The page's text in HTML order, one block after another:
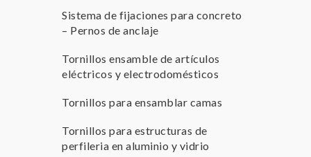
Sistema de fijaciones para concreto
– Pernos de anclaje
Tornillos ensamble de artículos
eléctricos y electrodomésticos
Tornillos para ensamblar camas
Tornillos para estructuras de
perfileria en aluminio y vidrio